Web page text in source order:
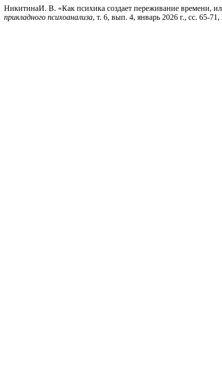
НикитинаИ. В. «Как психика создает переживание времени,
прикладного психоанализа, т. 6, вып. 4, январь 2026 г., сс. 65-